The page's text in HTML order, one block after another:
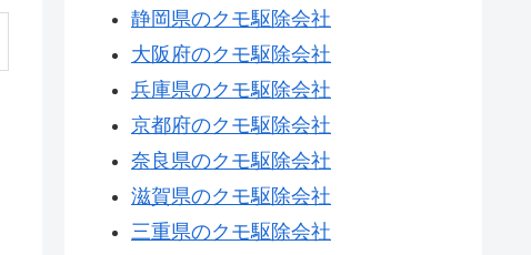
静岡県のクモ駆除会社
大阪府のクモ駆除会社
兵庫県のクモ駆除会社
京都府のクモ駆除会社
奈良県のクモ駆除会社
滋賀県のクモ駆除会社
三重県のクモ駆除会社